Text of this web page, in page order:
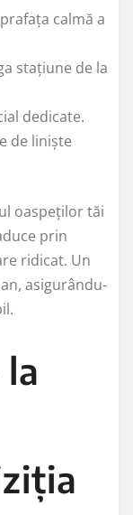
calmă a
stațiune de la
dedicate.
de liniște
oaspeților tăi
prin
ridicat. Un
asigurându-